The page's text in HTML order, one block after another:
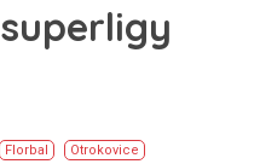
Florbal
Otrokovice